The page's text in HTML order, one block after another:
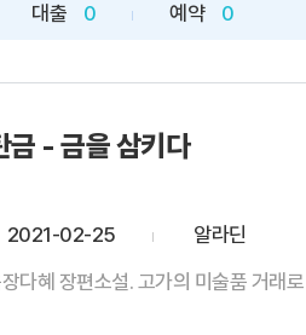
대출 0 예약 0
금 - 금을 삼키다
2021-02-25
알라딘
다혜 장편소설. 고가의 미술품 거래